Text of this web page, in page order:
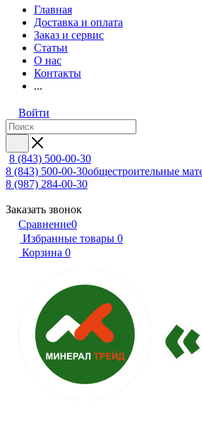
Главная
Доставка и оплата
Заказ и сервис
Статьи
О нас
Контакты
...
Войти
8 (843) 500-00-30
8 (843) 500-00-30общестроительные
8 (987) 284-00-30
Заказать звонок
Сравнение0
Избранные товары 0
Корзина 0